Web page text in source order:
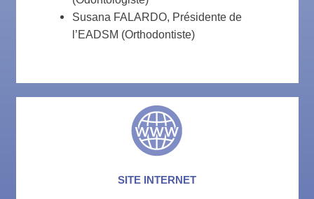
Susana FALARDO, Présidente de
l’EADSM (Orthodontiste)
SITE INTERNET